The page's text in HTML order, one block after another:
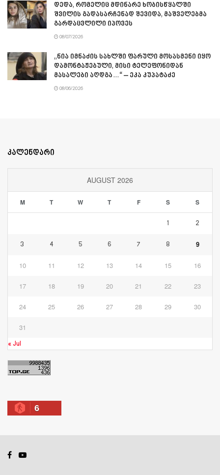
დედა, რომელიც მდინარე ხობისწყალში
შვილის გადასარჩენად შევიდა, მაშველებმა
გარდაცვლილი იპოვეს
08/07/2026
„ნია იმნაძის სახლში ფარული მოსასმენი იყო
დამონტაჟებული, მისი ტელეფონიდან
მასალები აღდგა…“ – ეკა კუპატაძე
08/06/2026
კალენდარი
AUGUST 2026
M T W T F S S
1 2
3 4 5 6 7 8 9
10 11 12 13 14 15 16
17 18 19 20 21 22 23
24 25 26 27 28 29 30
31
« Jul
6